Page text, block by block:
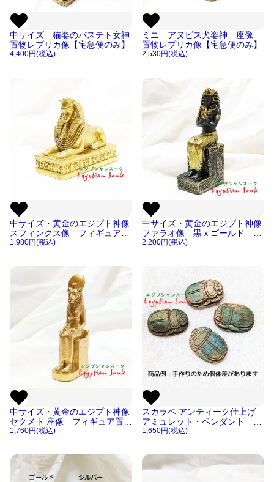
中サイズ 猫姿のバステト女神
置物レプリカ像【宅急便のみ】
4,400円(税込)
ミニ アヌビス犬姿神 座像
置物レプリカ像【宅急便のみ】
2,530円(税込)
中サイズ・黄金のエジプト神像
スフィンクス像 フィギュア置
物レプリカ像【宅急便のみ】
1,980円(税込)
中サイズ・黄金のエジプト神像
ファラオ像 黒ｘゴールド フ
ィギュア置物レプリカ像【宅急
2,200円(税込)
中サイズ・黄金のエジプト神像
セクメト 座像 フィギュア置物
レプリカ像【宅急便のみ】
1,760円(税込)
スカラベ アンティーク仕上げ
アミュレット・ペンダント ツ
タンカーメン・ラムセス２世
1,650円(税込)